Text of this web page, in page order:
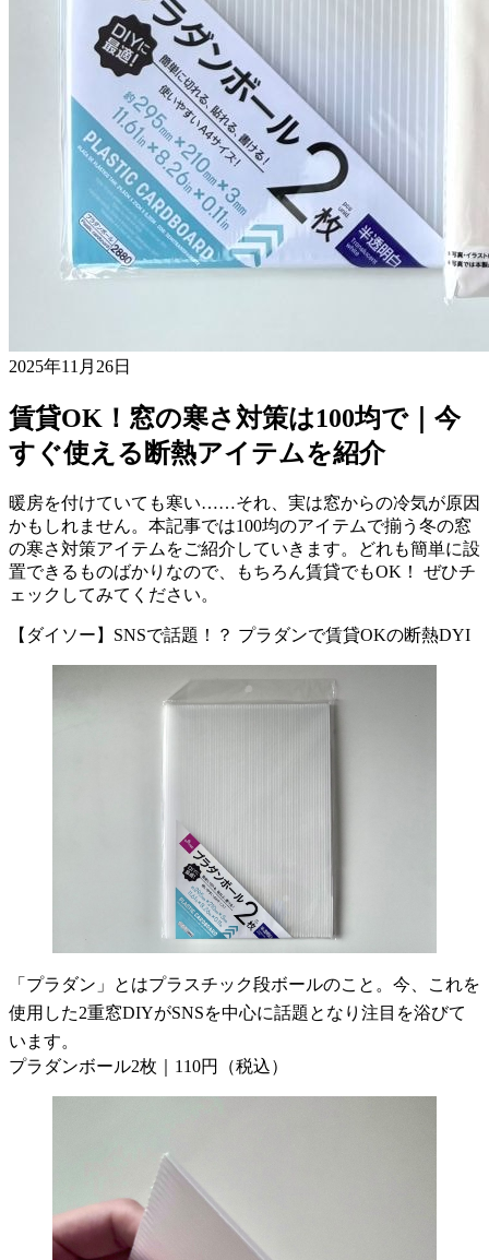
2025年11月26日
賃貸OK！窓の寒さ対策は100均で｜今
すぐ使える断熱アイテムを紹介
暖房を付けていても寒い……それ、実は窓からの冷気が原因
かもしれません。本記事では100均のアイテムで揃う冬の窓
の寒さ対策アイテムをご紹介していきます。どれも簡単に設
置できるものばかりなので、もちろん賃貸でもOK！ ぜひチ
ェックしてみてください。
【ダイソー】SNSで話題！？ プラダンで賃貸OKの断熱DYI
「プラダン」とはプラスチック段ボールのこと。今、これを
使用した2重窓DIYがSNSを中心に話題となり注目を浴びて
います。
プラダンボール2枚｜110円（税込）